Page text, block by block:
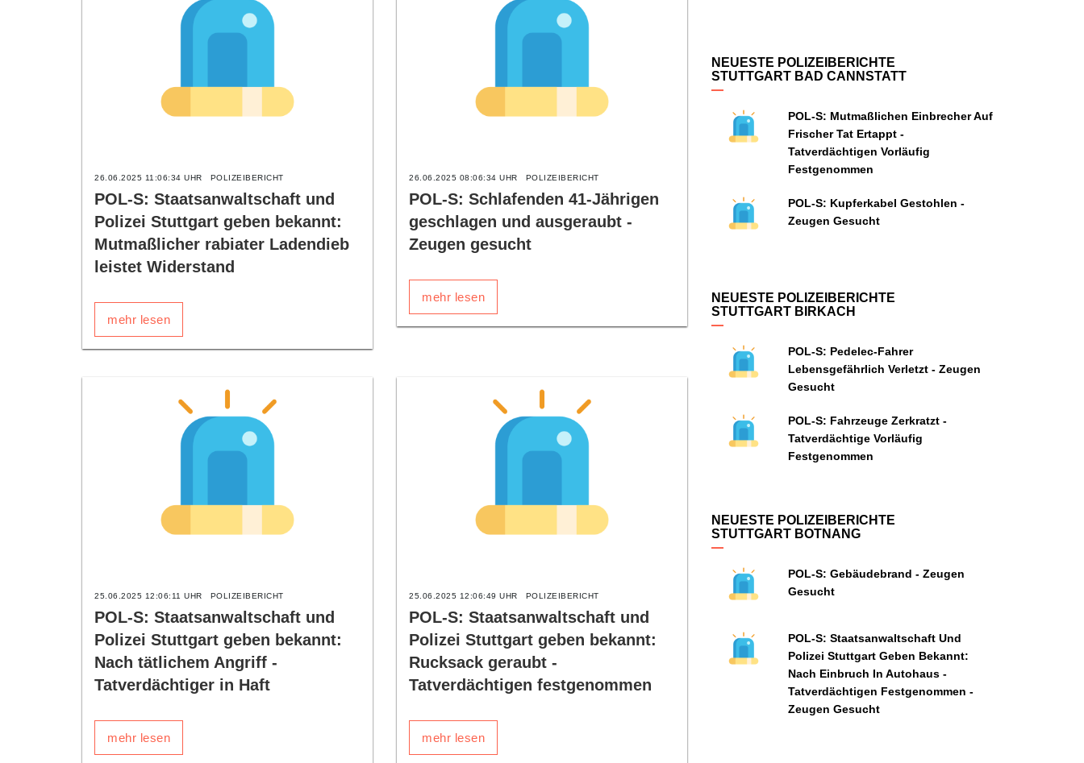
26.06.2025 11:06:34 UHR POLIZEIBERICHT
POL-S: Staatsanwaltschaft und
Polizei Stuttgart geben bekannt:
Mutmaßlicher rabiater Ladendieb
leistet Widerstand
mehr lesen
26.06.2025 08:06:34 UHR POLIZEIBERICHT
POL-S: Schlafenden 41-Jährigen
geschlagen und ausgeraubt -
Zeugen gesucht
mehr lesen
25.06.2025 12:06:11 UHR POLIZEIBERICHT
POL-S: Staatsanwaltschaft und
Polizei Stuttgart geben bekannt:
Nach tätlichem Angriff -
Tatverdächtiger in Haft
mehr lesen
25.06.2025 12:06:49 UHR POLIZEIBERICHT
POL-S: Staatsanwaltschaft und
Polizei Stuttgart geben bekannt:
Rucksack geraubt -
Tatverdächtigen festgenommen
mehr lesen
NEUESTE POLIZEIBERICHTE
STUTTGART BAD CANNSTATT
POL-S: Mutmaßlichen Einbrecher Auf
Frischer Tat Ertappt -
Tatverdächtigen Vorläufig
Festgenommen
POL-S: Kupferkabel Gestohlen -
Zeugen Gesucht
NEUESTE POLIZEIBERICHTE
STUTTGART BIRKACH
POL-S: Pedelec-Fahrer
Lebensgefährlich Verletzt - Zeugen
Gesucht
POL-S: Fahrzeuge Zerkratzt -
Tatverdächtige Vorläufig
Festgenommen
NEUESTE POLIZEIBERICHTE
STUTTGART BOTNANG
POL-S: Gebäudebrand - Zeugen
Gesucht
POL-S: Staatsanwaltschaft Und
Polizei Stuttgart Geben Bekannt:
Nach Einbruch In Autohaus -
Tatverdächtigen Festgenommen -
Zeugen Gesucht